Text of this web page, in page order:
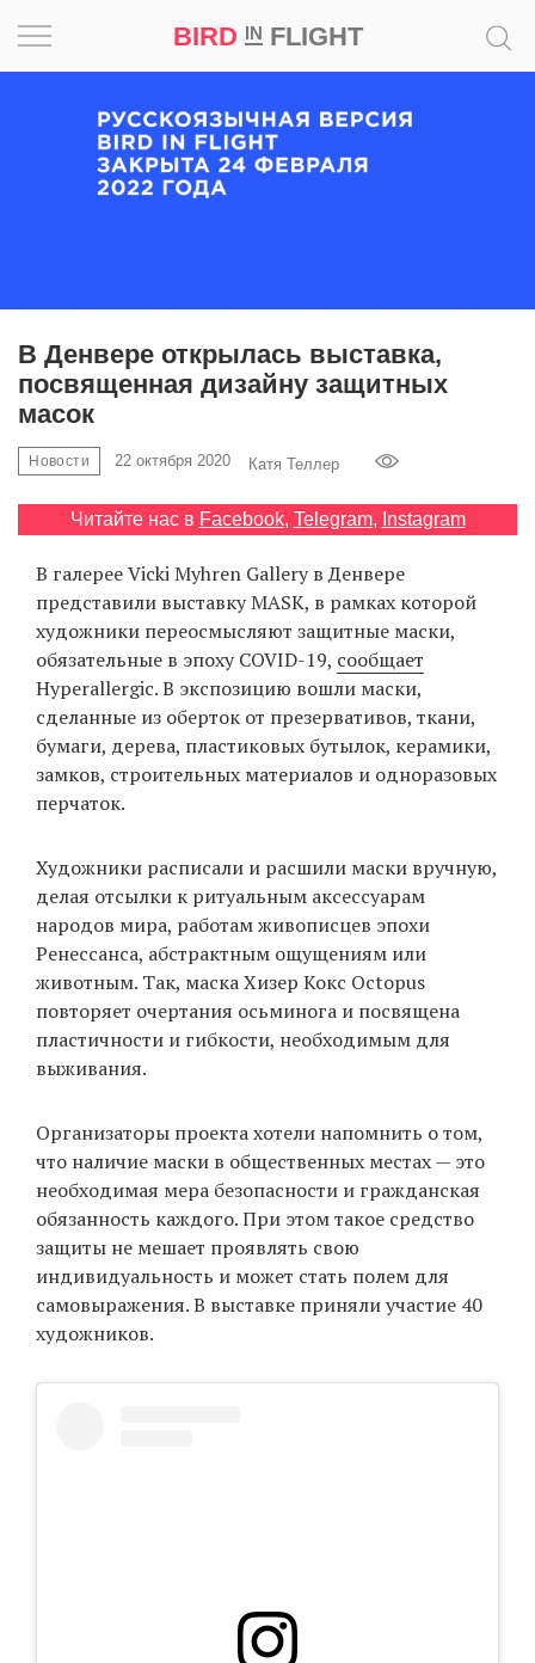
BIRD INFLIGHT
В Денвере открылась выставка,
посвященная дизайну защитных
масок
Новости 22 октября 2020 Катя Теллер
Читайте нас в Facebook, Telegram, Instagram
В галерее Vicki Myhren Gallery в Денвере
представили выставку MASK, в рамках которой
художники переосмысляют защитные маски,
обязательные в эпоху COVID-19, сообщает
Hyperallergic. В экспозицию вошли маски,
сделанные из оберток от презервативов, ткани,
бумаги, дерева, пластиковых бутылок, керамики,
замков, строительных материалов и одноразовых
перчаток.
Художники расписали и расшили маски вручную,
делая отсылки к ритуальным аксессуарам
народов мира, работам живописцев эпохи
Ренессанса, абстрактным ощущениям или
животным. Так, маска Хизер Кокс Octopus
повторяет очертания осьминога и посвящена
пластичности и гибкости, необходимым для
выживания.
Организаторы проекта хотели напомнить о том,
что наличие маски в общественных местах — это
необходимая мера безопасности и гражданская
обязанность каждого. При этом такое средство
защиты не мешает проявлять свою
индивидуальность и может стать полем для
самовыражения. В выставке приняли участие 40
художников.